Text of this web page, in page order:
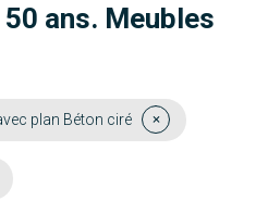
ans. Meubles
plan Béton ciré